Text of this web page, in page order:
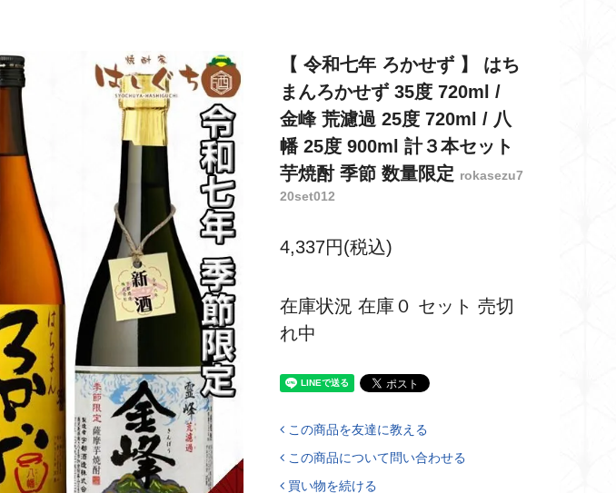
【 令和七年 ろかせず 】 はち
まんろかせず 35度 720ml /
金峰 荒濾過 25度 720ml / 八
幡 25度 900ml 計３本セット
芋焼酎 季節 数量限定 rokasezu7
20set012
4,337円(税込)
在庫状況 在庫０ セット 売切
れ中
この商品を友達に教える
この商品について問い合わせる
買い物を続ける